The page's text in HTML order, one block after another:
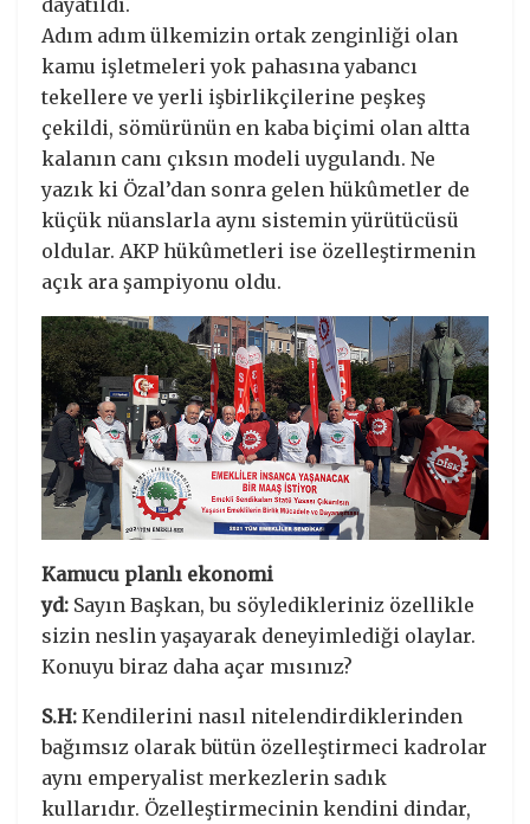
Adım adım ülkemizin ortak zenginliği olan
kamu işletmeleri yok pahasına yabancı
tekellere ve yerli işbirlikçilerine peşkeş
çekildi, sömürünün en kaba biçimi olan altta
kalanın canı çıksın modeli uygulandı. Ne
yazık ki Özal’dan sonra gelen hükûmetler de
küçük nüanslarla aynı sistemin yürütücüsü
oldular. AKP hükûmetleri ise özelleştirmenin
açık ara şampiyonu oldu.
Kamucu planlı ekonomi
yd: Sayın Başkan, bu söyledikleriniz özellikle
sizin neslin yaşayarak deneyimlediği olaylar.
Konuyu biraz daha açar mısınız?
S.H: Kendilerini nasıl nitelendirdiklerinden
bağımsız olarak bütün özelleştirmeci kadrolar
aynı emperyalist merkezlerin sadık
kullarıdır. Özelleştirmecinin kendini dindar,